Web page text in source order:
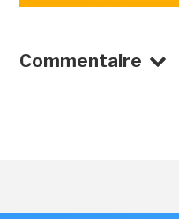
Commentaire